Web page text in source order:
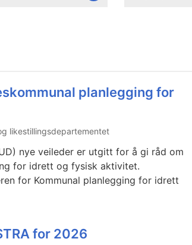
planlegging for
likestillingsdepartementet
nye veileder er utgitt for å gi råd om
for idrett og fysisk aktivitet.
for Kommunal planlegging for idrett
for 2026